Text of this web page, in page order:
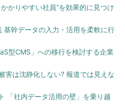
かりやすい社員”を効果的に見つけ
基幹データの入力・活用を柔軟に行
型CMS」への移行を検討する企業
害は沈静化しない? 報道では見えな
「社内データ活用の壁」を乗り越